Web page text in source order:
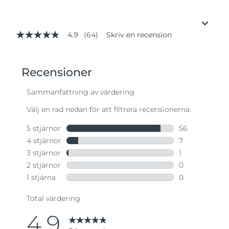
4.9
genomsnittligt
betyg.
Länk
samma
sida.
4.9 (64) Skriv en recension